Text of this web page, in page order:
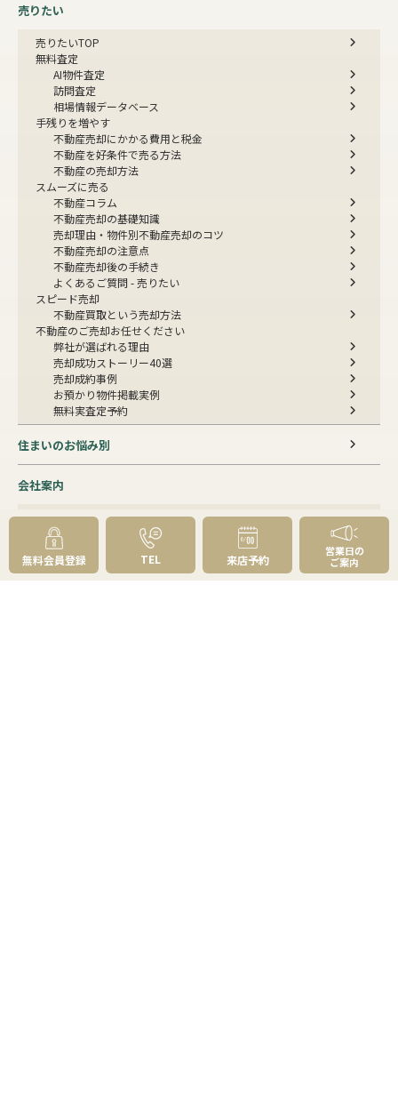
売りたい
売りたいTOP
無料査定
AI物件査定
訪問査定
相場情報データベース
手残りを増やす
不動産売却にかかる費用と税金
不動産を好条件で売る方法
不動産の売却方法
スムーズに売る
不動産コラム
不動産売却の基礎知識
売却理由・物件別不動産売却のコツ
不動産売却の注意点
不動産売却後の手続き
よくあるご質問 - 売りたい
スピード売却
不動産買取という売却方法
不動産のご売却お任せください
弊社が選ばれる理由
売却成功ストーリー40選
売却成約事例
お預かり物件掲載実例
無料実査定予約
住まいのお悩み別
会社案内
会社案内TOP
私たちについて
アクセス
受賞歴
センチュリー21とは
無料会員登録 TEL 来店予約
営業日の
ご案内